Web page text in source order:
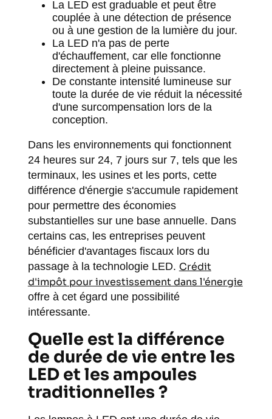
La LED est graduable et peut être
couplée à une détection de présence
ou à une gestion de la lumière du jour.
La LED n'a pas de perte
d'échauffement, car elle fonctionne
directement à pleine puissance.
De constante intensité lumineuse sur
toute la durée de vie réduit la nécessité
d'une surcompensation lors de la
conception.
Dans les environnements qui fonctionnent
24 heures sur 24, 7 jours sur 7, tels que les
terminaux, les usines et les ports, cette
différence d'énergie s'accumule rapidement
pour permettre des économies
substantielles sur une base annuelle. Dans
certains cas, les entreprises peuvent
bénéficier d'avantages fiscaux lors du
passage à la technologie LED. Crédit
d'impôt pour investissement dans l'énergie
offre à cet égard une possibilité
intéressante.
Quelle est la différence
de durée de vie entre les
LED et les ampoules
traditionnelles ?